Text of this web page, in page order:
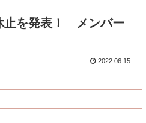
止を発表！ メンバー
2022.06.15